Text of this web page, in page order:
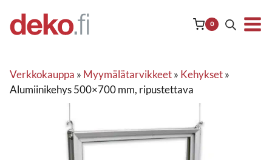
sisältöön
0
Verkkokauppa » Myymälätarvikkeet» Kehykset»
Alumiinikehys 500×700 mm, ripustettava